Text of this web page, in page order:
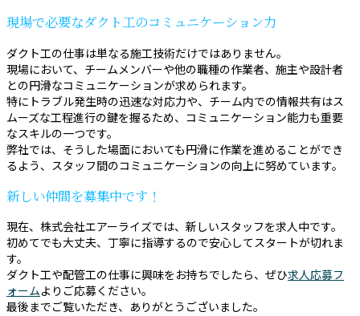
現場で必要なダクト工のコミュニケーション力
ダクト工の仕事は単なる施工技術だけではありません。
現場において、チームメンバーや他の職種の作業者、施主や設計者
との円滑なコミュニケーションが求められます。
特にトラブル発生時の迅速な対応力や、チーム内での情報共有はス
ムーズな工程進行の鍵を握るため、コミュニケーション能力も重要
なスキルの一つです。
弊社では、そうした場面においても円滑に作業を進めることができ
るよう、スタッフ間のコミュニケーションの向上に努めています。
新しい仲間を募集中です！
現在、株式会社エアーライズでは、新しいスタッフを求人中です。
初めてでも大丈夫、丁寧に指導するので安心してスタートが切れま
す。
ダクト工や配管工の仕事に興味をお持ちでしたら、ぜひ求人応募フ
ォームよりご応募ください。
最後までご覧いただき、ありがとうございました。